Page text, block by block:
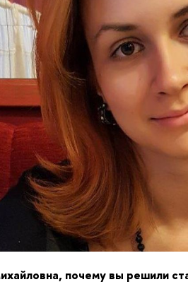
почему вы решили